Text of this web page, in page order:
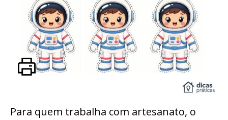
Para quem trabalha com artesanato, o